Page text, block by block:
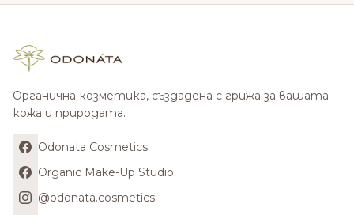
Органична козметика, създадена с грижа за вашата
кожа и природата.
Odonata Cosmetics
Organic Make-Up Studio
@odonata.cosmetics